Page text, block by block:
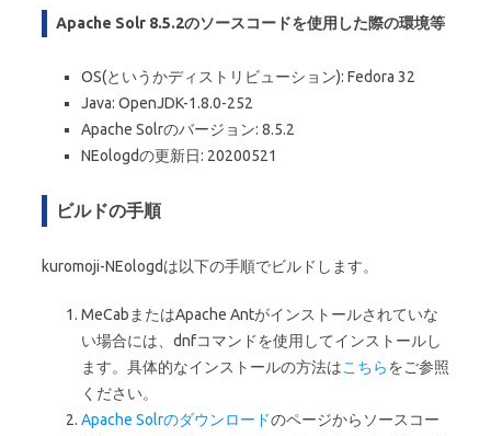
Apache Solr 8.5.2のソースコードを使用した際の環境等
OS(というかディストリビューション): Fedora 32
Java: OpenJDK-1.8.0-252
Apache Solrのバージョン: 8.5.2
NEologdの更新日: 20200521
ビルドの手順
kuromoji-NEologdは以下の手順でビルドします。
MeCabまたはApache Antがインストールされていな
い場合には、dnfコマンドを使用してインストールし
ます。具体的なインストールの方法はこちらをご参照
ください。
Apache Solrのダウンロードのページからソースコー